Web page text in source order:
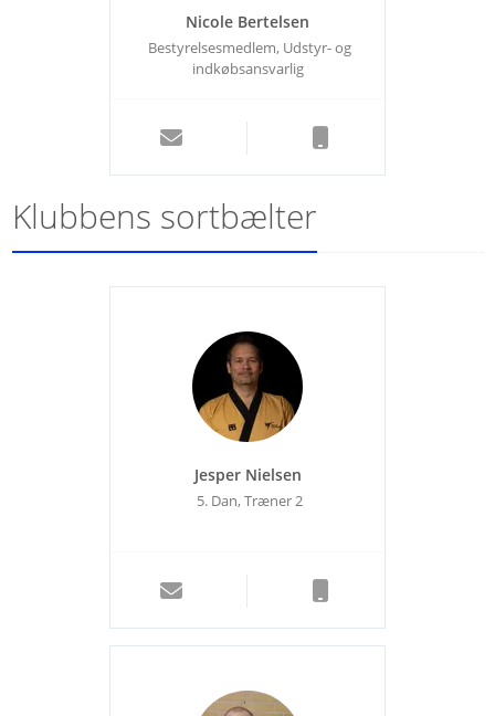
Nicole Bertelsen
Bestyrelsesmedlem, Udstyr- og
indkøbsansvarlig
Klubbens sortbælter
Jesper Nielsen
5. Dan, Træner 2